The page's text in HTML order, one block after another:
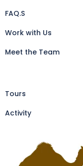
FAQ.S
Work with Us
Meet the Team
Tours
Activity